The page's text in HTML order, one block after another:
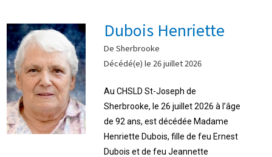
Dubois Henriette
De Sherbrooke
Décédé(e) le 26 juillet 2026
Au CHSLD St-Joseph de
Sherbrooke, le 26 juillet 2026 à l’âge
de 92 ans, est décédée Madame
Henriette Dubois, fille de feu Ernest
Dubois et de feu Jeannette